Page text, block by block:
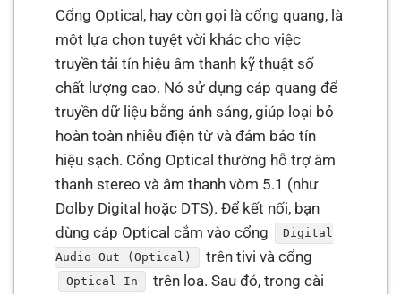
Cổng Optical, hay còn gọi là cổng quang, là
một lựa chọn tuyệt vời khác cho việc
truyền tải tín hiệu âm thanh kỹ thuật số
chất lượng cao. Nó sử dụng cáp quang để
truyền dữ liệu bằng ánh sáng, giúp loại bỏ
hoàn toàn nhiễu điện từ và đảm bảo tín
hiệu sạch. Cổng Optical thường hỗ trợ âm
thanh stereo và âm thanh vòm 5.1 (như
Dolby Digital hoặc DTS). Để kết nối, bạn
dùng cáp Optical cắm vào cổng
Digital
Audio Out (Optical)
trên tivi và cổng
Optical In
trên loa. Sau đó, trong cài